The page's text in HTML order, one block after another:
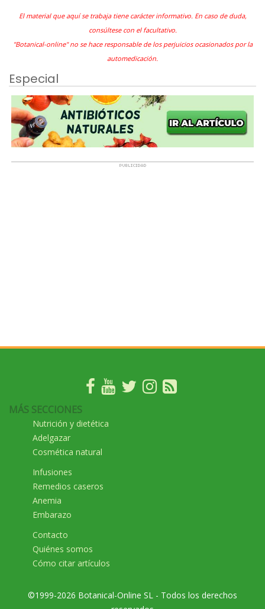
El material que aquí se trabaja tiene carácter informativo. En caso de duda,
consúltese con el facultativo.
"Botanical-online" no se hace responsable de los perjuicios ocasionados por la
automedicación.
Especial
MÁS SECCIONES
Nutrición y dietética
Adelgazar
Cosmética natural
Infusiones
Remedios caseros
Anemia
Embarazo
Contacto
Quiénes somos
Cómo citar artículos
©1999-2026 Botanical-Online SL - Todos los derechos